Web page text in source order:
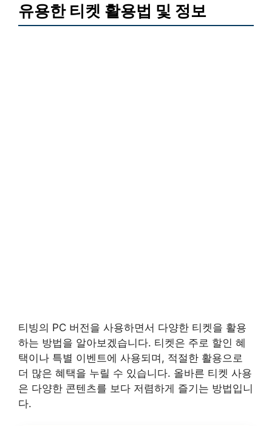
유용한 티켓 활용법 및 정보
티빙의 PC 버전을 사용하면서 다양한 티켓을 활용
하는 방법을 알아보겠습니다. 티켓은 주로 할인 혜
택이나 특별 이벤트에 사용되며, 적절한 활용으로
더 많은 혜택을 누릴 수 있습니다. 올바른 티켓 사용
은 다양한 콘텐츠를 보다 저렴하게 즐기는 방법입니
다.